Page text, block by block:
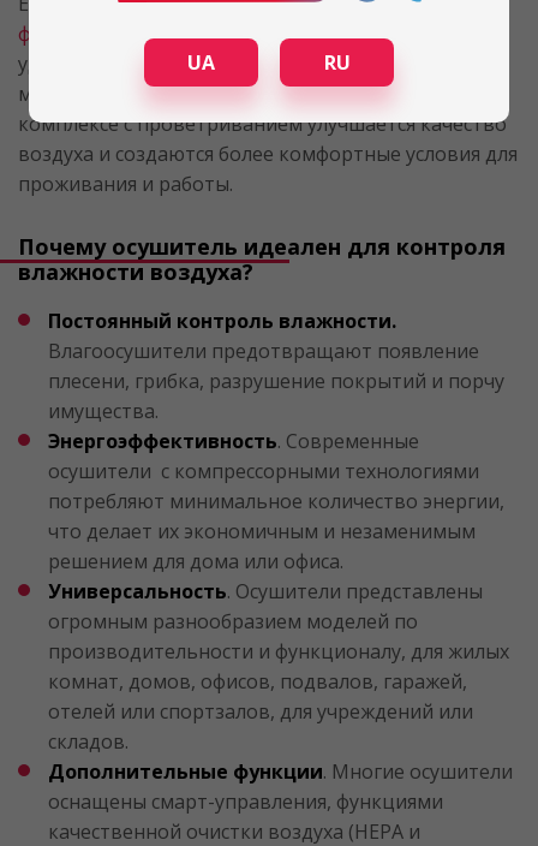
фильтры
(карбоновый или HEPA), из воздуха
удаляются многие вредные запахи и опасные
микроорганизмы, включая вирусы и микробы. В
комплексе с проветриванием улучшается качество
воздуха и создаются более комфортные условия для
проживания и работы.
Почему осушитель идеален для контроля
влажности воздуха?
Постоянный контроль влажности.
Влагоосушители предотвращают появление
плесени, грибка, разрушение покрытий и порчу
имущества.
Энергоэффективность. Современные
осушители с компрессорными технологиями
потребляют минимальное количество энергии,
что делает их экономичным и незаменимым
решением для дома или офиса.
Универсальность. Осушители представлены
огромным разнообразием моделей по
производительности и функционалу, для жилых
комнат, домов, офисов, подвалов, гаражей,
отелей или спортзалов, для учреждений или
складов.
Дополнительные функции. Многие осушители
оснащены смарт-управления, функциями
качественной очистки воздуха (HEPA и
UA RU